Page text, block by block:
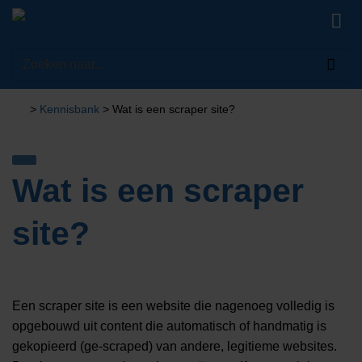
Ga
> Kennisbank > Wat is een scraper site?
Wat is een scraper
site?
Een scraper site is een website die nagenoeg volledig is
opgebouwd uit content die automatisch of handmatig is
gekopieerd (ge-scraped) van andere, legitieme websites.